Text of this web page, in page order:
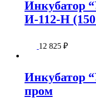
Инкубатор
И-112-Н
12 825 ₽
Инкубатор
пром